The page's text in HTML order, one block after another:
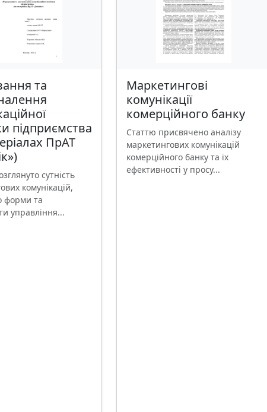
та
підприємства
ПрАТ
сутність
комунікацій,
форми та
управління...
Маркетингові
комунікації
комерційного банку
Статтю присвячено аналізу
маркетингових комунікацій
комерційного банку та їх
ефективності у просу...